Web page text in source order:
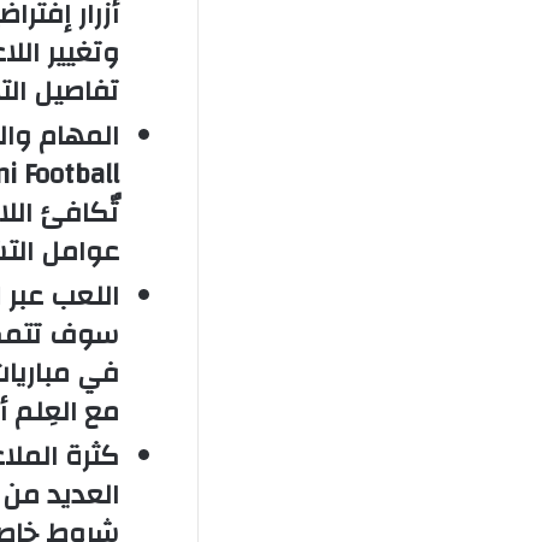
أزرار
وتغيير
تفاصيل
المهام
تٌكافئ
عوامل
اللعب عبر
سوف
في
مع العِلم
كثرة
العديد